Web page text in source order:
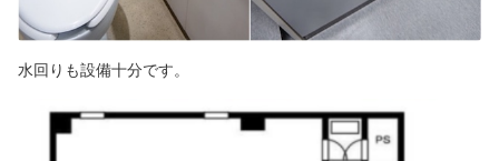
水回りも設備十分です。